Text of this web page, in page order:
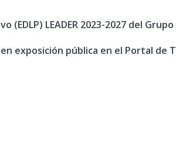
LEADER 2023-2027 del
exposición pública en el Portal de